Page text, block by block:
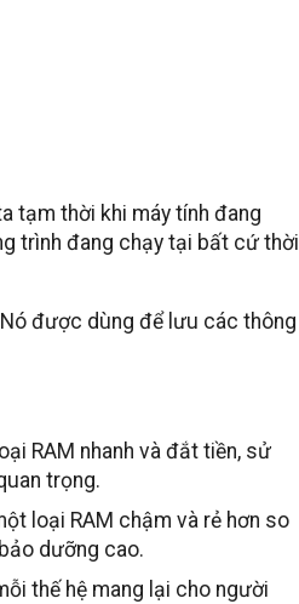
tạm thời khi máy tính đang
trình đang chạy tại bất cứ thời
được dùng để lưu các thông
RAM nhanh và đắt tiền, sử
trọng.
loại RAM chậm và rẻ hơn so
dưỡng cao.
thế hệ mang lại cho người